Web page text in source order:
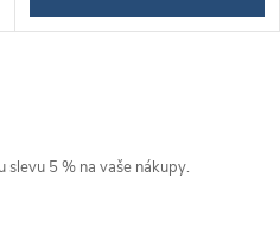
5 % na vaše nákupy.